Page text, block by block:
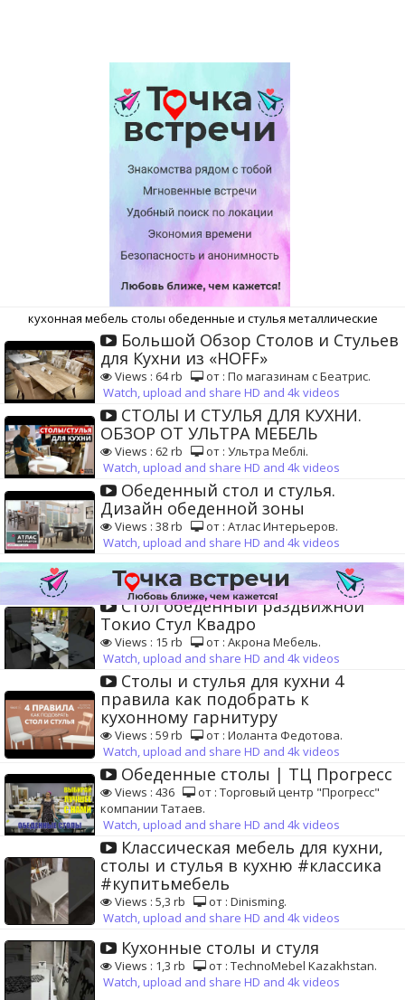
кухонная мебель столы обеденные и стулья металлические
Большой Обзор Столов и Стульев
для Кухни из «HOFF»
Views : 64 rb
от : По магазинам с Беатрис.
Watch, upload and share HD and 4k videos
СТОЛЫ И СТУЛЬЯ ДЛЯ КУХНИ.
ОБЗОР ОТ УЛЬТРА МЕБЕЛЬ
Views : 62 rb
от : Ультра Меблі.
Watch, upload and share HD and 4k videos
Обеденный стол и стулья.
Дизайн обеденной зоны
Views : 38 rb
от : Атлас Интерьеров.
Watch, upload and share HD and 4k videos
Стол обеденный раздвижной
Токио Стул Квадро
Views : 15 rb
от : Акрона Мебель.
Watch, upload and share HD and 4k videos
Столы и стулья для кухни 4
правила как подобрать к
кухонному гарнитуру
Views : 59 rb
от : Иоланта Федотова.
Watch, upload and share HD and 4k videos
Обеденные столы | ТЦ Прогресс
Views : 436
от : Торговый центр "Прогресс"
компании Татаев.
Watch, upload and share HD and 4k videos
Классическая мебель для кухни,
столы и стулья в кухню #классика
#купитьмебель
Views : 5,3 rb
от : Dinisming.
Watch, upload and share HD and 4k videos
Кухонные столы и стуля
Views : 1,3 rb
от : TechnoMebel Kazakhstan.
Watch, upload and share HD and 4k videos